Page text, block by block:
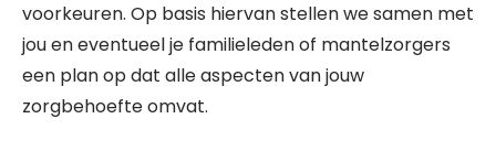
voorkeuren. Op basis hiervan stellen we samen met
jou en eventueel je familieleden of mantelzorgers
een plan op dat alle aspecten van jouw
zorgbehoefte omvat.